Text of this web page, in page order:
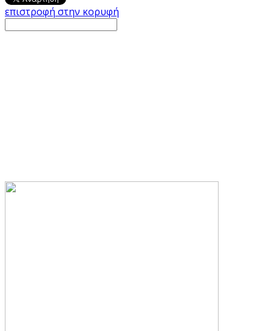
επιστροφή στην κορυφή